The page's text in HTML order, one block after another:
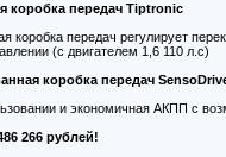
коробка передач Tiptronic
коробка передач регулирует
(с двигателем 1,6 110 л.с)
коробка передач
и экономичная АКПП с
266 рублей!